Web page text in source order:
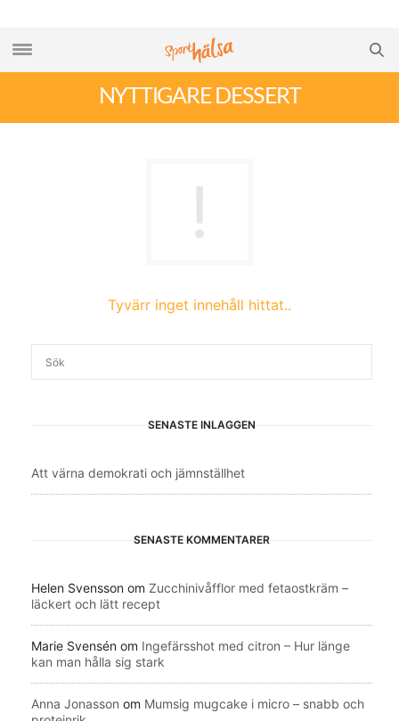
NYTTIGARE DESSERT
Tyvärr inget innehåll hittat..
SENASTE INLÄGGEN
Att värna demokrati och jämnställhet
SENASTE KOMMENTARER
Helen Svensson om Zucchinivåfflor med fetaostkräm –
läckert och lätt recept
Marie Svensén om Ingefärsshot med citron – Hur länge
kan man hålla sig stark
Anna Jonasson om Mumsig mugcake i micro – snabb och